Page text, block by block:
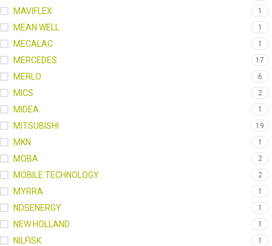
MAVIFLEX 1
MEAN WELL 1
MECALAC 1
MERCEDES 17
MERLO 6
MICS 2
MIDEA 1
MITSUBISHI 19
MKN 1
MOBA 2
MOBILE TECHNOLOGY 2
MYRRA 1
NDSENERGY 1
NEW HOLLAND 1
NILFISK 1